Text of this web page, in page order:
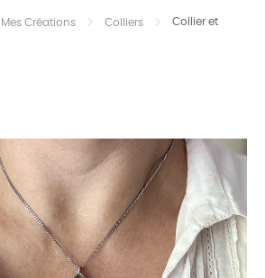
Mes Créations Colliers
Collier et